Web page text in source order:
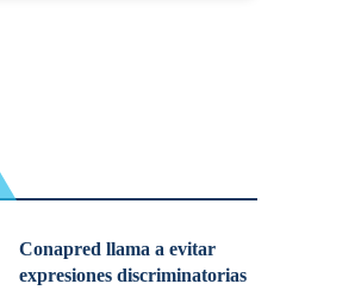
Conapred llama a evitar
expresiones discriminatorias